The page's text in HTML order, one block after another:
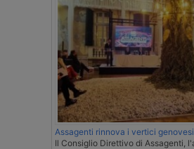
Assagenti rinnova i vertici genovesi
Il Consiglio Direttivo di Assagenti,